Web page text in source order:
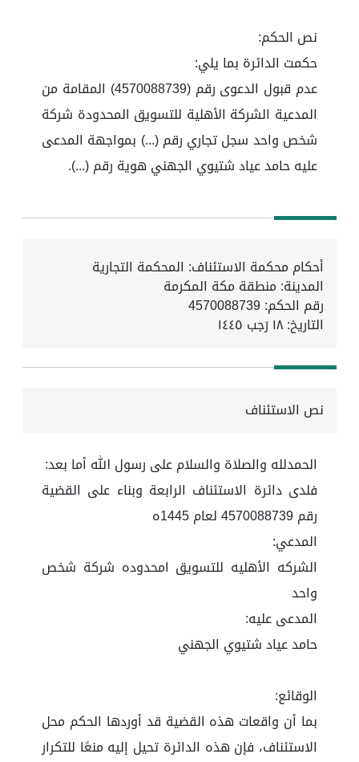
نص الحكم:
حكمت الدائرة بما يلي:
عدم قبول الدعوى رقم (4570088739) المقامة من
المدعية الشركة الأهلية للتسويق المحدودة شركة
شخص واحد سجل تجاري رقم (...) بمواجهة المدعى
عليه حامد عياد شتيوي الجهني هوية رقم (...).
أحكام محكمة الاستئناف: المحكمة التجارية
المدينة: منطقة مكة المكرمة
رقم الحكم: 4570088739
التاريخ:١٨ رَجب ١٤٤٥
نص الاستئناف
الحمدلله والصلاة والسلام على رسول الله أما بعد:
فلدى دائرة الاستئناف الرابعة وبناء على القضية
رقم 4570088739 لعام 1445ه
المدعي:
الشركه الأهليه للتسويق امحدوده شركة شخص
واحد
المدعى عليه:
حامد عياد شتيوي الجهني
الوقائع:
بما أن واقعات هذه القضية قد أوردها الحكم محل
الاستئناف، فإن هذه الدائرة تحيل إليه منعًا للتكرار